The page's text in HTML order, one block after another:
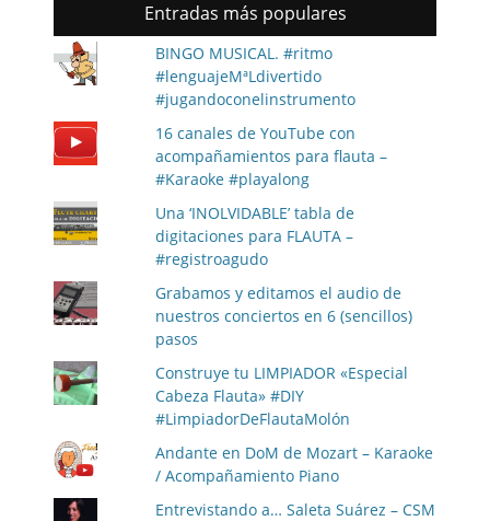
Entradas más populares
BINGO MUSICAL. #ritmo
#lenguajeMªLdivertido
#jugandoconelinstrumento
16 canales de YouTube con
acompañamientos para flauta –
#Karaoke #playalong
Una ‘INOLVIDABLE’ tabla de
digitaciones para FLAUTA –
#registroagudo
Grabamos y editamos el audio de
nuestros conciertos en 6 (sencillos)
pasos
Construye tu LIMPIADOR «Especial
Cabeza Flauta» #DIY
#LimpiadorDeFlautaMolón
Andante en DoM de Mozart – Karaoke
/ Acompañamiento Piano
Entrevistando a… Saleta Suárez – CSM